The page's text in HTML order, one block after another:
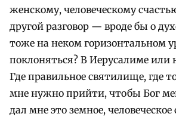
женскому, человеческому
другой разговор — вроде бы о
тоже на неком горизонтальном
поклоняться? В Иерусалиме или
Где правильное святилище, где
мне нужно прийти, чтобы Бог
дал мне это земное, человеческое